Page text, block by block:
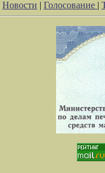
Новости | Голосование |